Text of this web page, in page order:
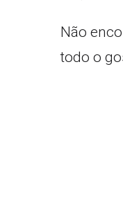
Não
todo o